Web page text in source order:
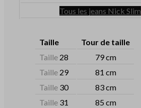
Tous les jeans Nick Slim
Taille
Tour de taille
Taille 28
79 cm
Taille 29
81 cm
Taille 30
83 cm
Taille 31
85 cm